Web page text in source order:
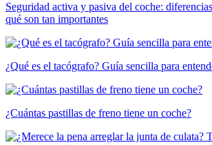
Seguridad activa y pasiva del coche:
qué son tan importantes
¿Qué es el tacógrafo? Guía sencilla para
¿Cuántas pastillas de freno tiene un coche?